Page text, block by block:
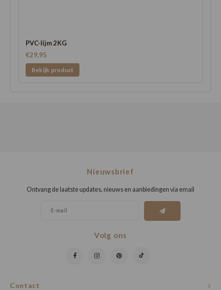
PVC-lijm 2KG
€29,95
Bekijk product
Contact
Nieuwsbrief
Ontvang de laatste updates, nieuws en aanbiedingen via email
Volg ons